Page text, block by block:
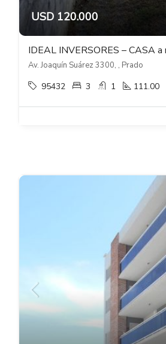
USD 120.000
Av. Joaquín Suárez 3300, , Prado
95432 3 1 111.00